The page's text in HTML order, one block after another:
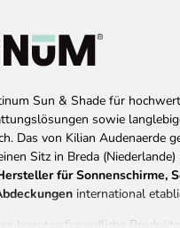
Sun & Shade für
sowie
Das von Kilian Audenaerde
Sitz in Breda
für Sonnenschirme,
international